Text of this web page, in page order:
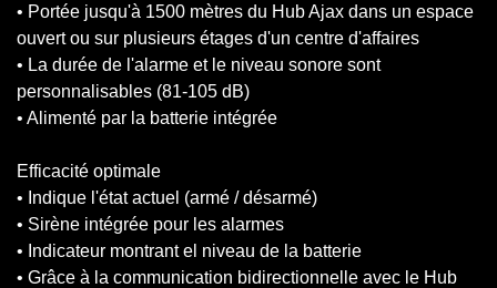
• Portée jusqu'à 1500 mètres du Hub Ajax dans un espace
ouvert ou sur plusieurs étages d'un centre d'affaires
• La durée de l'alarme et le niveau sonore sont
personnalisables (81-105 dB)
• Alimenté par la batterie intégrée
Efficacité optimale
• Indique l'état actuel (armé / désarmé)
• Sirène intégrée pour les alarmes
• Indicateur montrant el niveau de la batterie
• Grâce à la communication bidirectionnelle avec le Hub